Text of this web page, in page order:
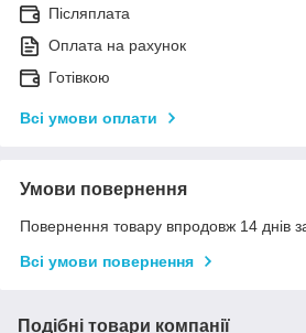
Післяплата
Оплата на рахунок
Готівкою
Всі умови оплати
Умови повернення
Повернення товару впродовж 14 днів
Всі умови повернення
Подібні товари компанії